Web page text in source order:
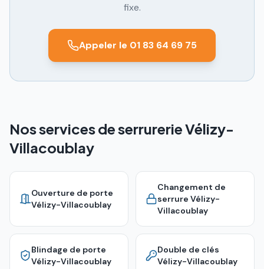
fixe.
Appeler le 01 83 64 69 75
Nos services de serrurerie Vélizy-
Villacoublay
Ouverture de porte
Vélizy-Villacoublay
Changement de
serrure Vélizy-
Villacoublay
Blindage de porte
Vélizy-Villacoublay
Double de clés
Vélizy-Villacoublay